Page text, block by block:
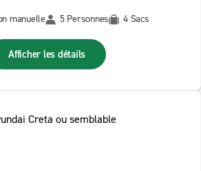
manuelle
5 Personnes 4 Sacs
Afficher les détails